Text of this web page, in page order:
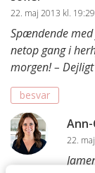
22. maj 2013 kl. 19:29
Spændende
netop gang i
morgen! –
besvar
22.